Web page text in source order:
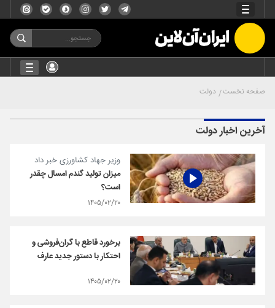
صفحه نخست دولت
آخرین اخبار دولت
وزیر جهاد کشاورزی خبر داد
میزان تولید گندم امسال چقدر
است؟
۱۴۰۵/۰۲/۲۰
برخورد قاطع با گران‌فروشی و
احتکار با دستور جدید عارف
۱۴۰۵/۰۲/۲۰